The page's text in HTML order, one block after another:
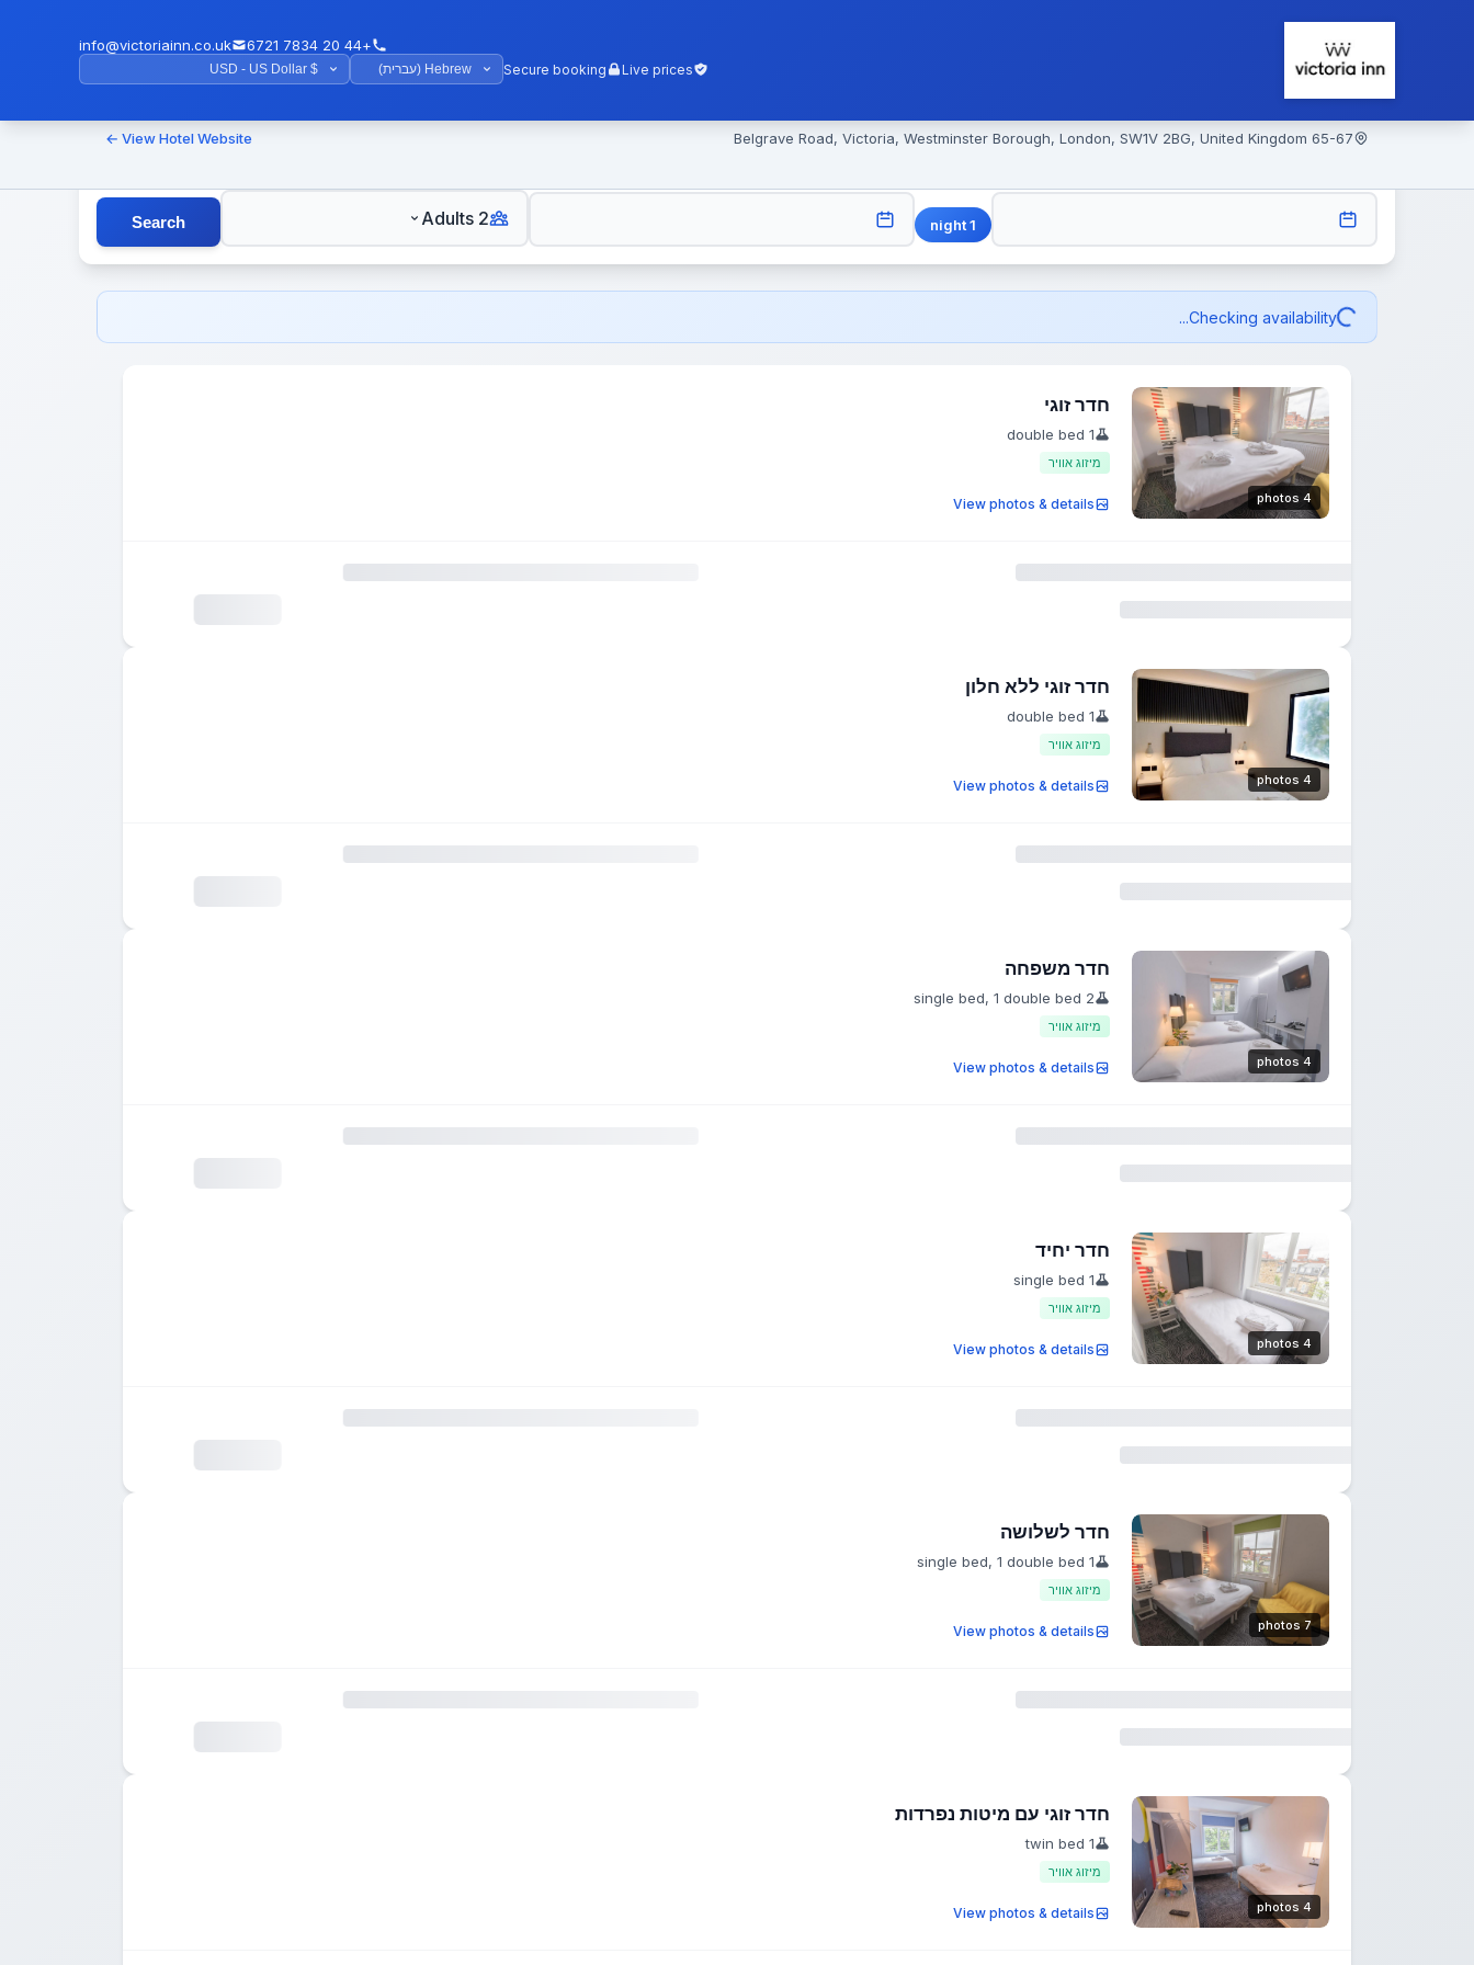
+44 20 7834 6721
info@victoriainn.co.uk
Live prices
Secure booking
65-67 Belgrave Road, Victoria, Westminster Borough, London, SW1V 2BG, United Kingdom
View Hotel Website ←
1
night
2 Adults
Search
Checking availability...
4 photos
חדר זוגי
1 double bed
מיזוג אוויר
View photos & details
4 photos
חדר זוגי ללא חלון
1 double bed
מיזוג אוויר
View photos & details
4 photos
חדר משפחה
2 single bed, 1 double bed
מיזוג אוויר
View photos & details
4 photos
חדר יחיד
1 single bed
מיזוג אוויר
View photos & details
7 photos
חדר לשלושה
1 single bed, 1 double bed
מיזוג אוויר
View photos & details
4 photos
חדר זוגי עם מיטות נפרדות
1 twin bed
מיזוג אוויר
View photos & details